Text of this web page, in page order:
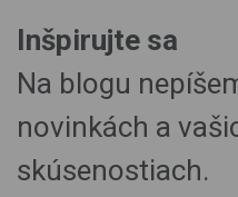
Inšpirujte sa
Na blogu
novinkách a
skúsenostiach.